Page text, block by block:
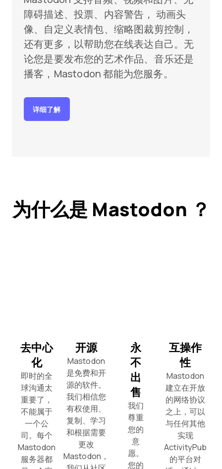
障碍描述、投票、内容警告， 动画头
像、自定义表情包、缩略图裁剪控制，
还有更多，以帮助您在线表达自己。无
论您是要发布您的艺术作品、音乐还是
播客，Mastodon 都能为您服务。
详细了解
为什么是 Mastodon ？
去中心
化
即时的全
球沟通太
重要了，
不能属于
一个公
司。每个
Mastodon
服务器都
开源
Mastodon
是免费和开
源的软件。
我们相信您
有权使用、
复制、学习
和根据需要
更改
Mastodon，
永
不
出
售
我们
尊重
您的
意
愿。
您的
互操作
性
Mastodon
建立在开放
的网络协议
之上，可以
与任何其他
实现
ActivityPub
的平台对